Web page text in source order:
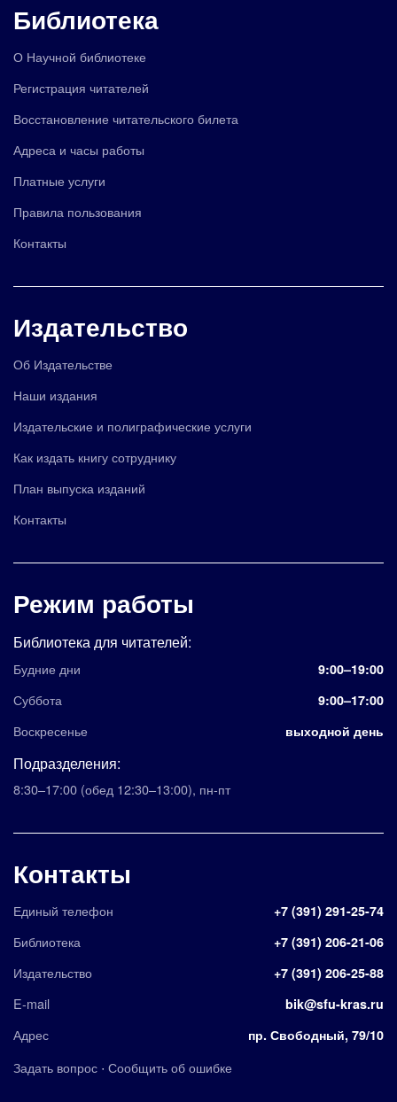
Библиотека
О Научной библиотеке
Регистрация читателей
Восстановление читательского билета
Адреса и часы работы
Платные услуги
Правила пользования
Контакты
Издательство
Об Издательстве
Наши издания
Издательские и полиграфические услуги
Как издать книгу сотруднику
План выпуска изданий
Контакты
Режим работы
Библиотека для читателей:
Будние дни 9:00–19:00
Суббота 9:00–17:00
Воскресенье выходной день
Подразделения:
8:30–17:00 (обед 12:30–13:00), пн-пт
Контакты
Единый телефон +7 (391) 291-25-74
Библиотека +7 (391) 206-21-06
Издательство +7 (391) 206-25-88
E-mail bik@sfu-kras.ru
Адрес пр. Свободный, 79/10
Задать вопрос · Сообщить об ошибке